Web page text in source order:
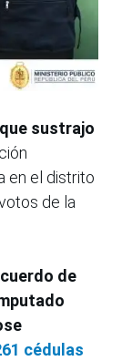
sustrajo
en el distrito
de la
de
cédulas